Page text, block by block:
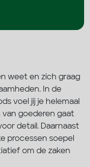
weet en zich graag
In de
voel jij je helemaal
van goederen gaat
detail. Daarnaast
processen soepel
om de zaken